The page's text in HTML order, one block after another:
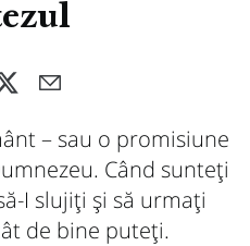
– sau o promisiune
Când sunteți
I slujiți și să urmați
de bine puteți.